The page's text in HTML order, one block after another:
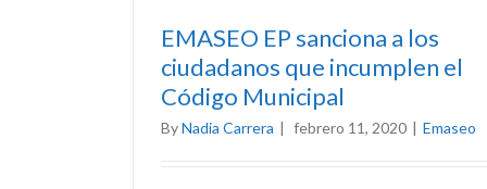
EMASEO EP sanciona a los
ciudadanos que incumplen el
Código Municipal
ByNadia Carrera | febrero 11, 2020 | Emaseo